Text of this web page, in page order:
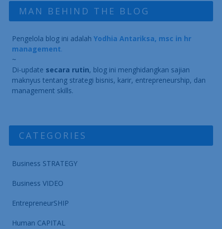
MAN BEHIND THE BLOG
Pengelola blog ini adalah Yodhia Antariksa, msc in hr
management.
~
Di-update secara rutin, blog ini menghidangkan sajian
maknyus tentang strategi bisnis, karir, entrepreneurship, dan
management skills.
CATEGORIES
Business STRATEGY
Business VIDEO
EntrepreneurSHIP
Human CAPITAL